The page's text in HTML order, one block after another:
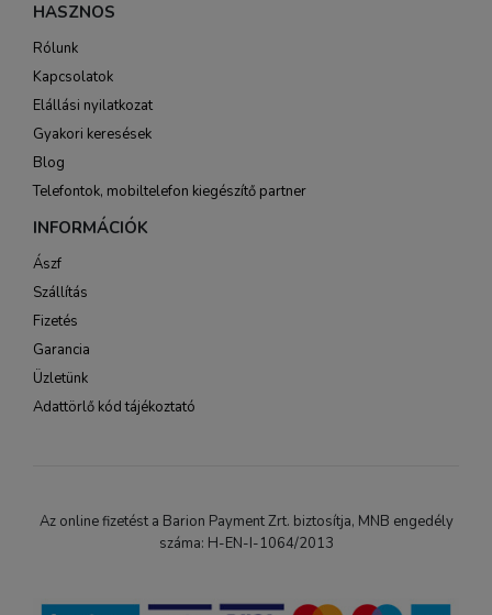
HASZNOS
Rólunk
Kapcsolatok
Elállási nyilatkozat
Gyakori keresések
Blog
Telefontok, mobiltelefon kiegészítő partner
INFORMÁCIÓK
Ászf
Szállítás
Fizetés
Garancia
Üzletünk
Adattörlő kód tájékoztató
Az online fizetést a Barion Payment Zrt. biztosítja, MNB engedély
száma: H-EN-I-1064/2013